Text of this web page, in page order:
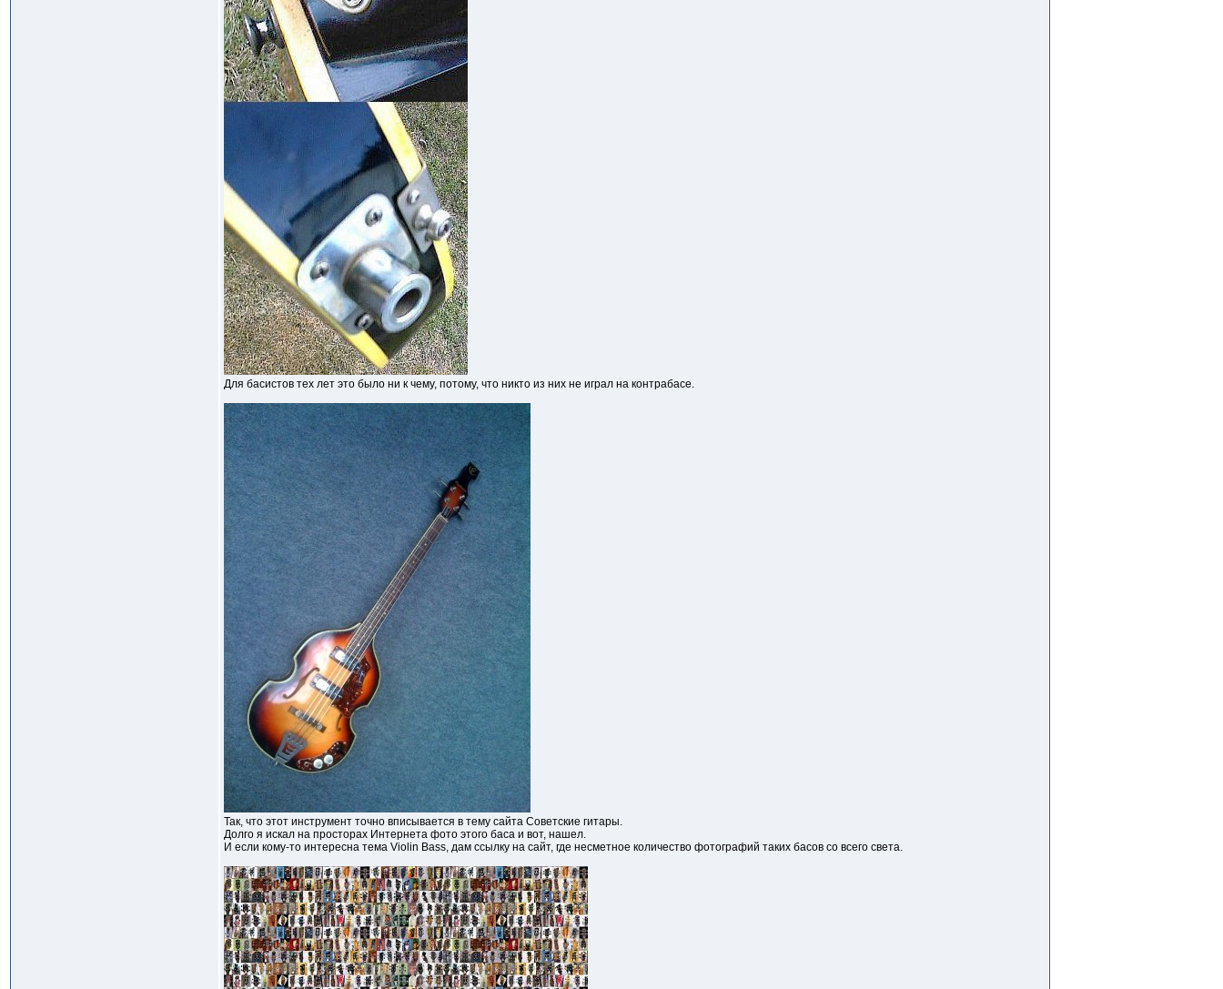
Для басистов тех лет это было ни к чему, потому, что никто из них не играл на контрабасе.
Так, что этот инструмент точно вписывается в тему сайта Советские гитары.
Долго я искал на просторах Интернета фото этого баса и вот, нашел.
И если кому-то интересна тема Violin Bass, дам ссылку на сайт, где несметное количество фотографий таких басов со всего света.